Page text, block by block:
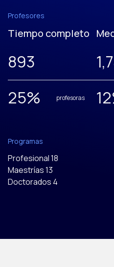
Profesores
Tiempo completo
893
25% profesoras 12
Programas
Profesional 18
Maestrías 13
Doctorados 4